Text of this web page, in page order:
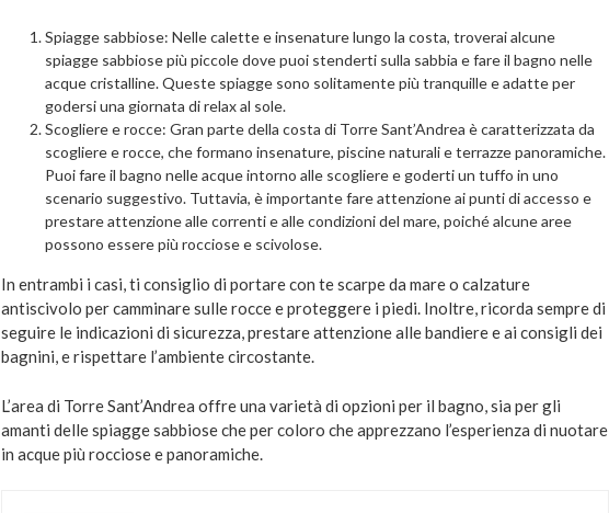
Spiagge sabbiose: Nelle calette e insenature lungo la costa, troverai alcune
spiagge sabbiose più piccole dove puoi stenderti sulla sabbia e fare il bagno nelle
acque cristalline. Queste spiagge sono solitamente più tranquille e adatte per
godersi una giornata di relax al sole.
Scogliere e rocce: Gran parte della costa di Torre Sant’Andrea è caratterizzata da
scogliere e rocce, che formano insenature, piscine naturali e terrazze panoramiche.
Puoi fare il bagno nelle acque intorno alle scogliere e goderti un tuffo in uno
scenario suggestivo. Tuttavia, è importante fare attenzione ai punti di accesso e
prestare attenzione alle correnti e alle condizioni del mare, poiché alcune aree
possono essere più rocciose e scivolose.
In entrambi i casi, ti consiglio di portare con te scarpe da mare o calzature
antiscivolo per camminare sulle rocce e proteggere i piedi. Inoltre, ricorda sempre di
seguire le indicazioni di sicurezza, prestare attenzione alle bandiere e ai consigli dei
bagnini, e rispettare l’ambiente circostante.
L’area di Torre Sant’Andrea offre una varietà di opzioni per il bagno, sia per gli
amanti delle spiagge sabbiose che per coloro che apprezzano l’esperienza di nuotare
in acque più rocciose e panoramiche.